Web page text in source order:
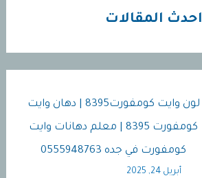
احدث المقالات
لون وايت كومفورت8395 | دهان وايت
كومفورت 8395 | معلم دهانات وايت
كومفورت في جده 0555948763
أبريل 24, 2025